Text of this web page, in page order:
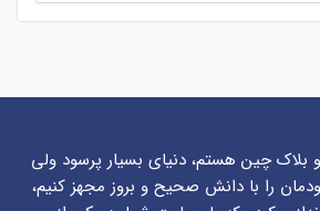
بلاک چین هستم، دنیای بسیار پرسود ولی
را با دانش صحیح و بروز مجهز کنیم،